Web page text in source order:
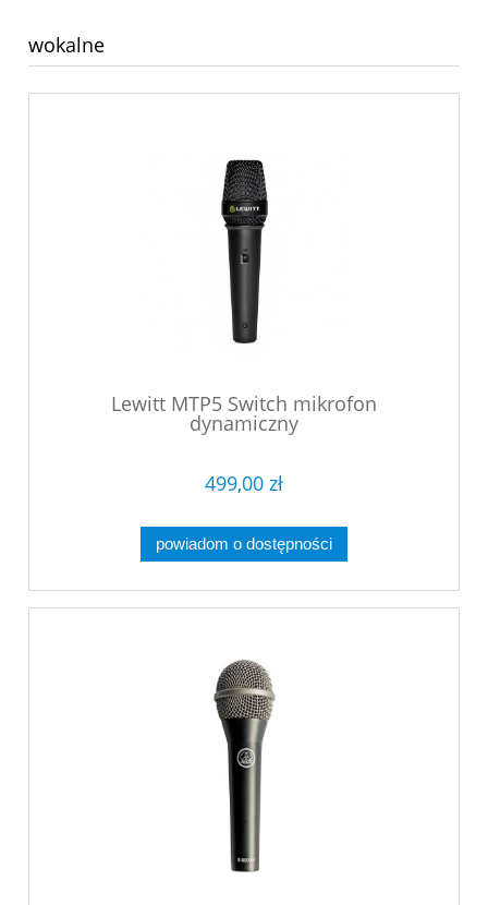
wokalne
Lewitt MTP5 Switch mikrofon
dynamiczny
499,00 zł
powiadom o dostępności